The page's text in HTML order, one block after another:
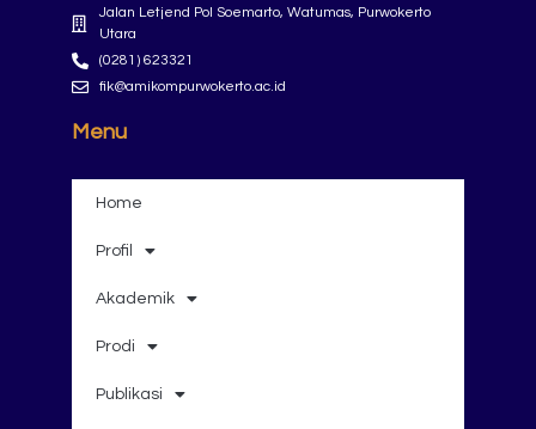
Jalan Letjend Pol Soemarto, Watumas, Purwokerto
Utara
(0281) 623321
fik@amikompurwokerto.ac.id
Menu
Home
Profil
Akademik
Prodi
Publikasi